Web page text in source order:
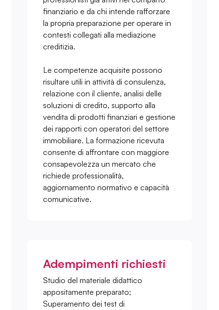
finanziario e da chi intende rafforzare
la propria preparazione per operare in
contesti collegati alla mediazione
creditizia.
Le competenze acquisite possono
risultare utili in attività di consulenza,
relazione con il cliente, analisi delle
soluzioni di credito, supporto alla
vendita di prodotti finanziari e gestione
dei rapporti con operatori del settore
immobiliare. La formazione ricevuta
consente di affrontare con maggiore
consapevolezza un mercato che
richiede professionalità,
aggiornamento normativo e capacità
comunicative.
Adempimenti richiesti
Studio del materiale didattico
appositamente preparato;
Superamento dei test di